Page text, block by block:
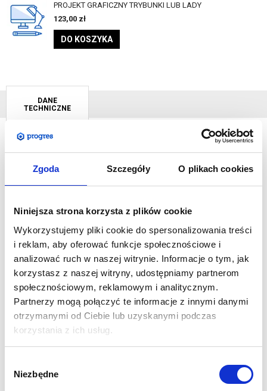
Zgoda Szczegóły O plikach cookies
Niniejsza strona korzysta z plików cookie
Wykorzystujemy pliki cookie do spersonalizowania treści
i reklam, aby oferować funkcje społecznościowe i
analizować ruch w naszej witrynie. Informacje o tym, jak
korzystasz z naszej witryny, udostępniamy partnerom
społecznościowym, reklamowym i analitycznym.
Partnerzy mogą połączyć te informacje z innymi danymi
otrzymanymi od Ciebie lub uzyskanymi podczas
korzystania z ich usług.
zgody
Niezbędne
PROJEKT GRAFICZNY TRYBUNKI LUB LADY
123,00 zł
DO KOSZYKA
DANE
TECHNICZNE
rozkładanym oraz lekkim systemem.Do aluminiowej
konstrukcji Pop-Up montujemy na wcisk listwy magnetyczne i
magnetycznymi. W komplecie znajduje sie też blat z okleiną
bukową. Wytrzymała konstrukcja pozwala na obciążenie go
materiałami reklamowymi lub poczęstunkiem, natomiast
wewnętrzne półki na ukrycie wszystkich zbędnych rzeczy.
Trybunka sprawdzi się wszędzie tam gdzie musimy
prezentować swoje produkty, witać klientów, lub prowadzić
przemówienie. Jest to uniwersalny produkt świetnie
uzupełniający się z pozostałymi systemami z naszej oferty.